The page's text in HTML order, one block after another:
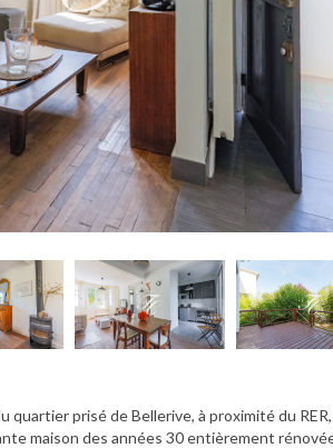
quartier prisé de Bellerive, à proximité du
maison des années 30 entièrement